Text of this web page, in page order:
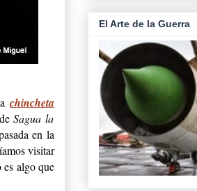
chincheta
Sagua la
en la
visitar
algo que
El Arte de la Guerra